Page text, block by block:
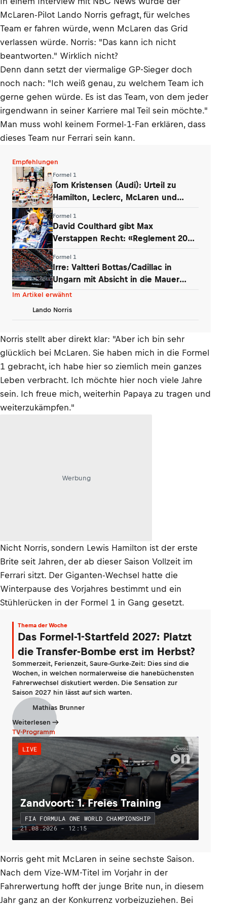
McLaren-Pilot Lando Norris gefragt, für welches
Team er fahren würde, wenn McLaren das Grid
verlassen würde. Norris: "Das kann ich nicht
beantworten." Wirklich nicht?
Denn dann setzt der viermalige GP-Sieger doch
noch nach: "Ich weiß genau, zu welchem Team ich
gerne gehen würde. Es ist das Team, von dem jeder
irgendwann in seiner Karriere mal Teil sein möchte."
Man muss wohl keinem Formel-1-Fan erklären, dass
dieses Team nur Ferrari sein kann.
Empfehlungen
Formel 1
Tom Kristensen (Audi): Urteil zu
Hamilton, Leclerc, McLaren und
Formel 1
David Coulthard gibt Max
Verstappen Recht: «Reglement 2026
Formel 1
Irre: Valtteri Bottas/Cadillac in
Ungarn mit Absicht in die Mauer
gefahren
Im Artikel erwähnt
Lando Norris
Norris stellt aber direkt klar: "Aber ich bin sehr
glücklich bei McLaren. Sie haben mich in die Formel
1 gebracht, ich habe hier so ziemlich mein ganzes
Leben verbracht. Ich möchte hier noch viele Jahre
sein. Ich freue mich, weiterhin Papaya zu tragen und
weiterzukämpfen."
Werbung
Nicht Norris, sondern Lewis Hamilton ist der erste
Brite seit Jahren, der ab dieser Saison Vollzeit im
Ferrari sitzt. Der Giganten-Wechsel hatte die
Winterpause des Vorjahres bestimmt und ein
Stühlerücken in der Formel 1 in Gang gesetzt.
Thema der Woche
Das Formel-1-Startfeld 2027: Platzt
die Transfer-Bombe erst im Herbst?
Sommerzeit, Ferienzeit, Saure-Gurke-Zeit: Dies sind die
Wochen, in welchen normalerweise die hanebüchensten
Fahrerwechsel diskutiert werden. Die Sensation zur
Saison 2027 hin lässt auf sich warten.
Mathias Brunner
Weiterlesen
TV-Programm
LIVE
Zandvoort: 1. Freies Training
FIA FORMULA ONE WORLD CHAMPIONSHIP
21.08.2026 - 12:15
Norris geht mit McLaren in seine sechste Saison.
Nach dem Vize-WM-Titel im Vorjahr in der
Fahrerwertung hofft der junge Brite nun, in diesem
Jahr ganz an der Konkurrenz vorbeizuziehen. Bei